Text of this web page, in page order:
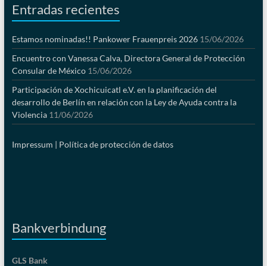
Entradas recientes
Estamos nominadas!! Pankower Frauenpreis 2026 15/06/2026
Encuentro con Vanessa Calva, Directora General de Protección
Consular de México 15/06/2026
Participación de Xochicuicatl e.V. en la planificación del
desarrollo de Berlín en relación con la Ley de Ayuda contra la
Violencia 11/06/2026
Impressum | Política de protección de datos
Bankverbindung
GLS Bank